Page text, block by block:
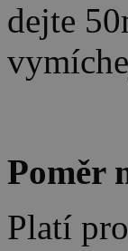
dejte
Poměr
Platí